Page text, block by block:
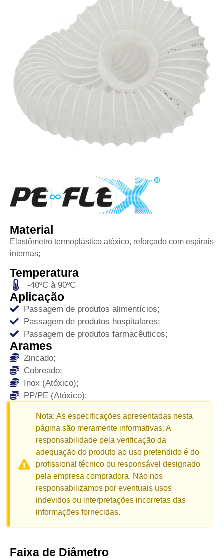
Material
Elastômetro termoplástico atóxico, reforçado com espirais
internas;
Temperatura
-40ºC à 90ºC
Aplicação
Passagem de produtos alimentícios;
Passagem de produtos hospitalares;
Passagem de produtos farmacêuticos;
Arames
Zincado;
Cobreado;
Inox (Atóxico);
PP/PE (Atóxico);
Nota: As especificações apresentadas nesta
página são meramente informativas. A
responsabilidade pela verificação da
adequação do produto ao uso pretendido é do
profissional técnico ou responsável designado
pela empresa compradora. Não nos
responsabilizamos por eventuais usos
indevidos ou interpretações incorretas das
informações fornecidas.
Faixa de Diâmetro